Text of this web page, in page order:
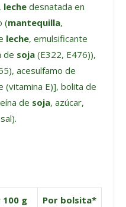
leche desnatada en
(mantequilla,
leche, emulsificante
de soja (E322, E476)),
acesulfamo de
(vitamina E)], bolita de
de soja, azúcar,
100 g
Por bolsita*